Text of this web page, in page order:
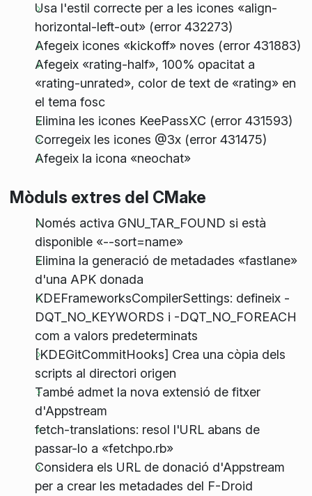
Usa l'estil correcte per a les icones «align-
horizontal-left-out» (error 432273)
Afegeix icones «kickoff» noves (error 431883)
Afegeix «rating-half», 100% opacitat a
«rating-unrated», color de text de «rating» en
el tema fosc
Elimina les icones KeePassXC (error 431593)
Corregeix les icones @3x (error 431475)
Afegeix la icona «neochat»
Mòduls extres del CMake
Només activa GNU_TAR_FOUND si està
disponible «--sort=name»
Elimina la generació de metadades «fastlane»
d'una APK donada
KDEFrameworksCompilerSettings: defineix -
DQT_NO_KEYWORDS i -DQT_NO_FOREACH
com a valors predeterminats
[KDEGitCommitHooks] Crea una còpia dels
scripts al directori origen
També admet la nova extensió de fitxer
d'Appstream
fetch-translations: resol l'URL abans de
passar-lo a «fetchpo.rb»
Considera els URL de donació d'Appstream
per a crear les metadades del F-Droid